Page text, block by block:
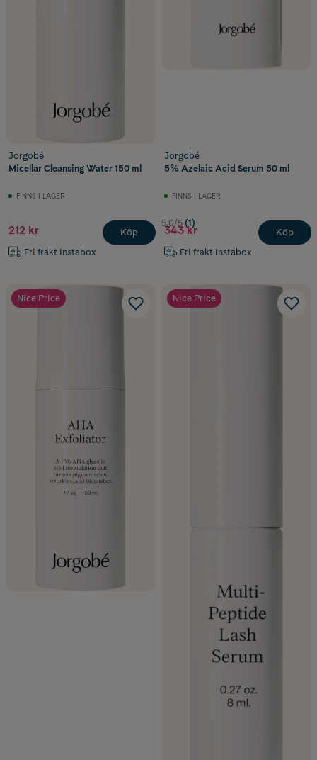
Jorgobé
Micellar Cleansing Water 150 ml
FINNS I LAGER
212 kr
Fri frakt Instabox
Köp
Jorgobé
5% Azelaic Acid Serum 50 ml
FINNS I LAGER
5.0/5 (1)
343 kr
Fri frakt Instabox
Köp
Nice Price Nice Price